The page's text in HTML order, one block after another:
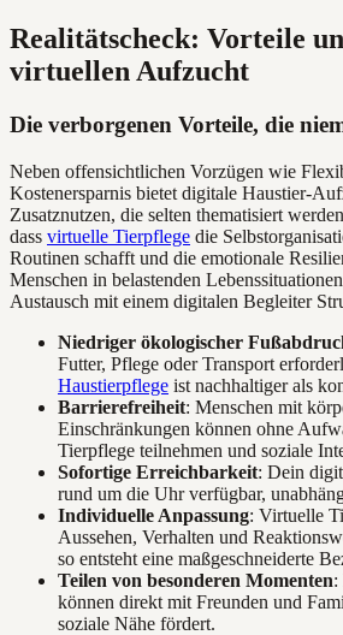
Realitätscheck: Vorteile
virtuellen Aufzucht
Die verborgenen Vorteile, die
Neben offensichtlichen Vorzügen wie
Kostenersparnis bietet digitale Haustier-
Zusatznutzen, die selten thematisiert
dass virtuelle Tierpflege die
Routinen schafft und die emotionale
Menschen in belastenden
Austausch mit einem digitalen Begleiter
Niedriger ökologischer
Futter, Pflege oder Transport
Haustierpflege ist nachhaltiger als
Barrierefreiheit: Menschen mit
Einschränkungen können ohne
Tierpflege teilnehmen und soziale
Sofortige Erreichbarkeit: Dein
rund um die Uhr verfügbar,
Individuelle Anpassung: Virtuelle
Aussehen, Verhalten und
so entsteht eine maßgeschneiderte
Teilen von besonderen Momenten:
können direkt mit Freunden und
soziale Nähe fördert.